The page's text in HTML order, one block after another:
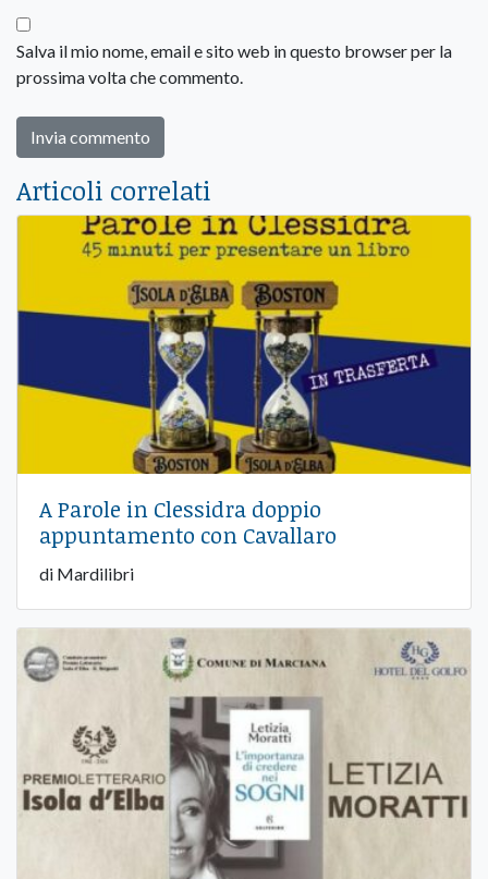
Salva il mio nome, email e sito web in questo browser per la
prossima volta che commento.
Articoli correlati
A Parole in Clessidra doppio
appuntamento con Cavallaro
di Mardilibri